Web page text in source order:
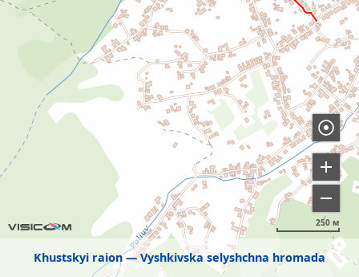
Khustskyi raion Vyshkivska selyshchna hromada
250 м